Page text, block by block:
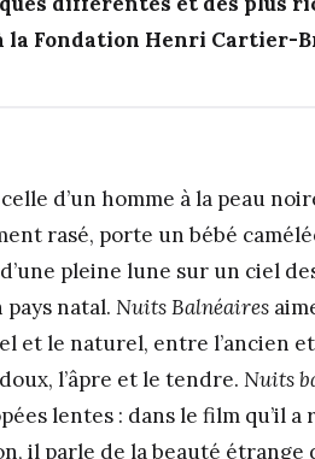
la Fondation Henri Cartier-
d’un homme à la peau
rasé, porte un bébé
pleine lune sur un ciel
natal. Nuits Balnéaires
et le naturel, entre l’ancien
l’âpre et le tendre. Nuits
lentes : dans le film qu’il
il parle de la beauté étrange